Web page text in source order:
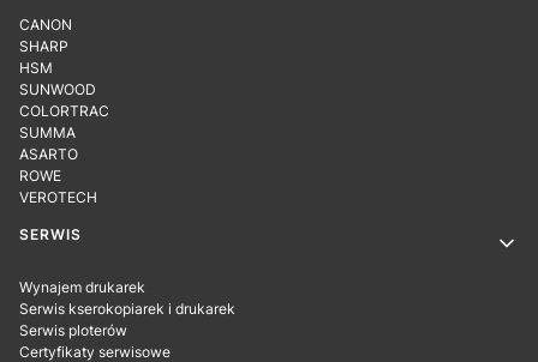
CANON
SHARP
HSM
SUNWOOD
COLORTRAC
SUMMA
ASARTO
ROWE
VEROTECH
SERWIS
Wynajem drukarek
Serwis kserokopiarek i drukarek
Serwis ploterów
Certyfikaty serwisowe